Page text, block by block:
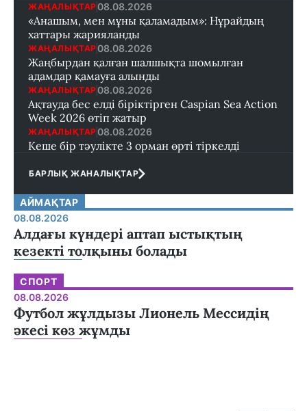
ЖАҢАЛЫҚТАР 08.08.2026
«Анашым, мен мұны қаламадым»: Нұрайдың
хаттары жарияланды
ЖАҢАЛЫҚТАР 08.08.2026
Жаңбырдан қалған шалшықта шомылған
адамдар қамауға алынды
ЖАҢАЛЫҚТАР 08.08.2026
Ақтауда бес елді біріктірген Caspian Sea Action
Week 2026 өтіп жатыр
ЖАҢАЛЫҚТАР 08.08.2026
Кеше бір тәулікте 3 орман өрті тіркелді
БАРЛЫҚ ЖАНАЛЫҚТАР
АЙМАҚТАР
08.08.2026
Алдағы күндері аптап ыстықтың
кезекті толқыны болады
СПОРТ
08.08.2026
Футбол жұлдызы Лионель Мессидің
әкесі көз жұмды